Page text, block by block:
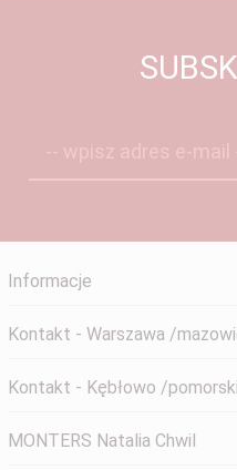
Informacje
Kontakt - Warszawa /
Kontakt - Kębłowo /
MONTERS Natalia Chwil